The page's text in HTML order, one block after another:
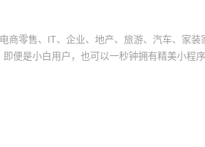
商零售、IT、企业、地产、旅游、汽车、家装
便是小白用户，也可以一秒钟拥有精美小程序